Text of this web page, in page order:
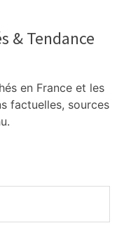
& Tendance
en France et les
factuelles, sources